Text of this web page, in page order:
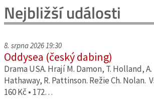
Nejbližší události
8. srpna 2026 19:30
Oddysea (český dabing)
Drama USA. Hrají M. Damon, T. Holland, A.
Hathaway, R. Pattinson. Režie Ch. Nolan.
160 Kč • 172…